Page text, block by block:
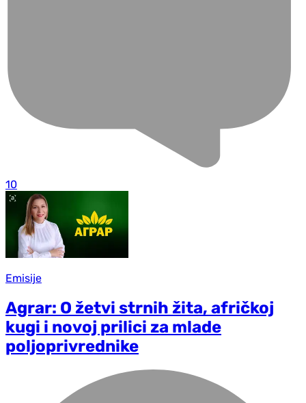
10
Emisije
Agrar: O žetvi strnih žita, afričkoj
kugi i novoj prilici za mlade
poljoprivrednike